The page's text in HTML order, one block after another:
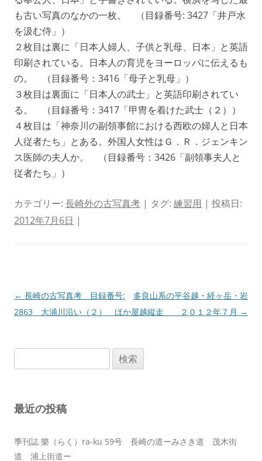
も古い写真のなかの一枚。 （目録番号: 3427「井戸水
を汲む侍」）
２枚目は裏に「日本人婦人、子供と乳母、日本」と英語
印刷されている。日本人の育児をヨーロッパに伝えるも
の。 （目録番号：3416「母子と乳母」）
３枚目は裏面に「日本人の武士」と英語印刷されてい
る。 （目録番号：3417「甲冑を着けた武士（２））
４枚目は「神奈川の副領事館における西欧の婦人と日本
人従者たち」とある。外国人女性はＧ．Ｒ．ジェンキン
ス医師の夫人か。 （目録番号：3426「副領事夫人と
従者たち」）
カテゴリー: 長崎外の古写真考 | タグ: 練習用 | 投稿日:
2012年7月6日 |
投
稿
ョ
← 長崎の古写真考 目録番号:
2863 大浦川沿い（２） ほか
多良山系の平谷越・経ヶ岳・岩
屋越縦走 ２０１２年７月 →
索:
最近の投稿
季刊誌 樂（らく）ra-ku 59号 長崎の道ーみさき道 茂木街
道 浦上街道ー